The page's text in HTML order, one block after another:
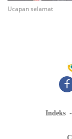
Ucapan selamat
Indeks